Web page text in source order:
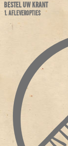
BESTEL UW KRANT
1. AFLEVEROPTIES